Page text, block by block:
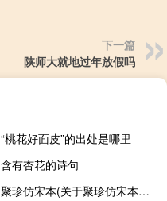
下一篇
陕师大就地过年放假吗
“桃花好面皮”的出处是哪里
含有杏花的诗句
聚珍仿宋本(关于聚珍仿宋本简述)